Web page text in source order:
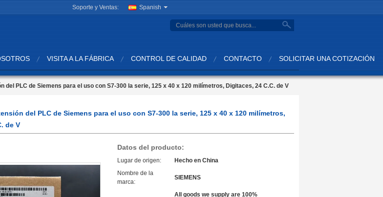
Soporte y Ventas: Spanish
search
VISITA A LA FÁBRICA CONTROL DE CALIDAD CONTACTO SOLICITAR UNA COTIZACIÓN
del PLC de Siemens para el uso con S7-300 la serie, 125 x 40 x 120 milímetros, Digitaces, 24 C.C. de V
del PLC de Siemens para el uso con S7-300 la serie, 125 x 40 x 120 milímetros,
de V
Datos del producto:
Lugar de origen:
Hecho en China
Nombre de la
marca:
SIEMENS
All goods we supply are 100%